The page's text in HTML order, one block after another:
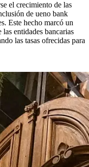
el crecimiento de las
de ueno bank
Este hecho marcó un
entidades bancarias
las tasas ofrecidas para